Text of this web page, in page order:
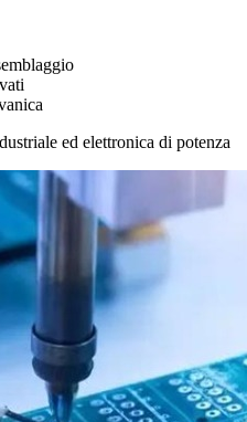
ed elettronica di potenza